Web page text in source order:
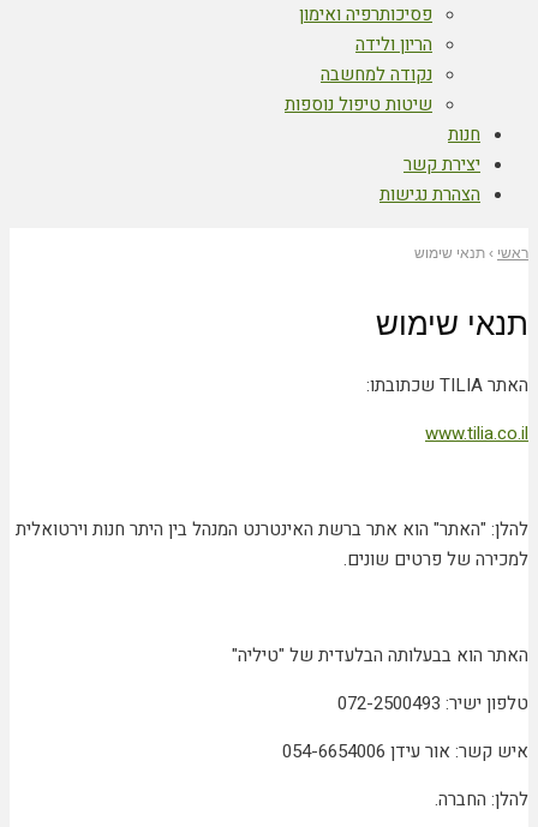
פסיכותרפיה ואימון
הריון ולידה
נקודה למחשבה
שיטות טיפול נוספות
חנות
יצירת קשר
הצהרת נגישות
ראשי › תנאי שימוש
תנאי שימוש
האתר TILIA שכתובתו:
www.tilia.co.il
להלן: "האתר" הוא אתר ברשת האינטרנט המנהל בין היתר חנות וירטואלית
למכירה של פרטים שונים.
האתר הוא בבעלותה הבלעדית של "טיליה"
טלפון ישיר: 072-2500493
איש קשר: אור עידן 054-6654006
להלן: החברה.